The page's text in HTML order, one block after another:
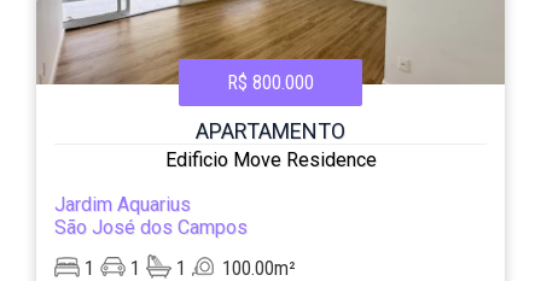
R$ 800.000
APARTAMENTO
Edificio Move Residence
Jardim Aquarius
São José dos Campos
1
1 1 100.00m²